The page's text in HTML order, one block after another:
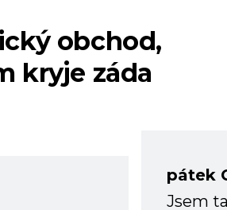
obchod,
kryje záda
pátek
Jsem